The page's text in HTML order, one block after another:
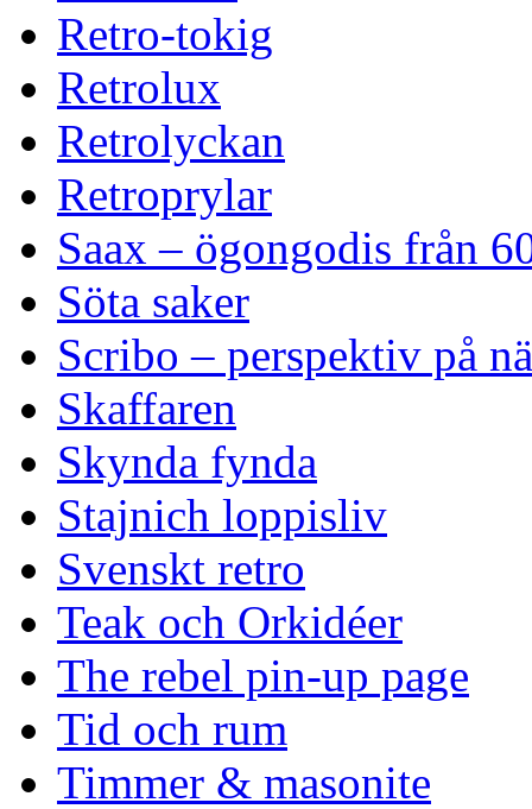
Retro-tokig
Retrolux
Retrolyckan
Retroprylar
Saax – ögongodis från
Söta saker
Scribo – perspektiv på
Skaffaren
Skynda fynda
Stajnich loppisliv
Svenskt retro
Teak och Orkidéer
The rebel pin-up page
Tid och rum
Timmer & masonite